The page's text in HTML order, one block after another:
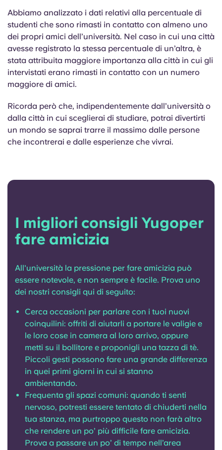
Abbiamo analizzato i dati relativi alla percentuale di
studenti che sono rimasti in contatto con almeno uno
dei propri amici dell’università. Nel caso in cui una città
avesse registrato la stessa percentuale di un’altra, è
stata attribuita maggiore importanza alla città in cui gli
intervistati erano rimasti in contatto con un numero
maggiore di amici.
Ricorda però che, indipendentemente dall’università o
dalla città in cui sceglierai di studiare, potrai divertirti
un mondo se saprai trarre il massimo dalle persone
che incontrerai e dalle esperienze che vivrai.
I migliori consigli Yugoper
fare amicizia
All'università la pressione per fare amicizia può
essere notevole, e non sempre è facile. Prova uno
dei nostri consigli qui di seguito:
Cerca occasioni per parlare con i tuoi nuovi
coinquilini: offriti di aiutarli a portare le valigie e
le loro cose in camera al loro arrivo, oppure
metti su il bollitore e proponigli una tazza di tè.
Piccoli gesti possono fare una grande differenza
in quei primi giorni in cui si stanno
ambientando.
Frequenta gli spazi comuni: quando ti senti
nervoso, potresti essere tentato di chiuderti nella
tua stanza, ma purtroppo questo non farà altro
che rendere un po’ più difficile fare amicizia.
Prova a passare un po’ di tempo nell’area